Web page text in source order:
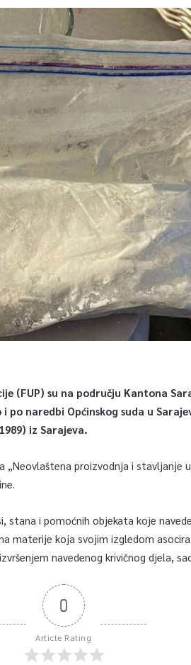
(FUP) su na području Kantona
naredbi Općinskog suda u
iz Sarajeva.
„Neovlaštena proizvodnja i stavljanje
stana i pomoćnih objekata koje
materije koja svojim izgledom
navedenog krivičnog djela,
0
Article Rating